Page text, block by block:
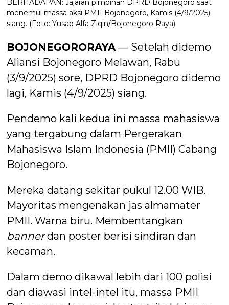
BERHADAPAN: Jajaran pimpinan DPRD Bojonegoro saat
menemui massa aksi PMII Bojonegoro, Kamis (4/9/2025)
siang. (Foto: Yusab Alfa Ziqin/Bojonegoro Raya)
BOJONEGORORAYA — Setelah didemo
Aliansi Bojonegoro Melawan, Rabu
(3/9/2025) sore, DPRD Bojonegoro didemo
lagi, Kamis (4/9/2025) siang.
Pendemo kali kedua ini massa mahasiswa
yang tergabung dalam Pergerakan
Mahasiswa Islam Indonesia (PMII) Cabang
Bojonegoro.
Mereka datang sekitar pukul 12.00 WIB.
Mayoritas mengenakan jas almamater
PMII. Warna biru. Membentangkan
bannerdan poster berisi sindiran dan
kecaman.
Dalam demo dikawal lebih dari 100 polisi
dan diawasi intel-intel itu, massa PMII